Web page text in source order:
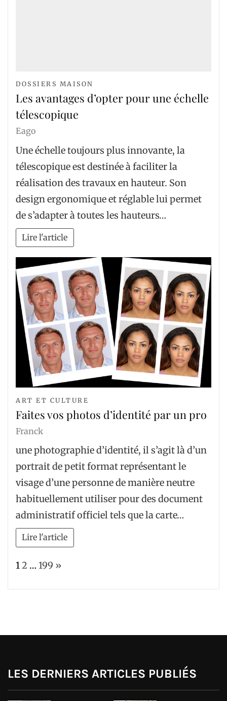
DOSSIERS MAISON
Les avantages d’opter pour une échelle
télescopique
Eago
Une échelle toujours plus innovante, la
télescopique est destinée à faciliter la
réalisation des travaux en hauteur. Son
design ergonomique et réglable lui permet
de s’adapter à toutes les hauteurs…
Lire l'article
ART ET CULTURE
Faites vos photos d’identité par un pro
Franck
une photographie d’identité, il s’agit là d’un
portrait de petit format représentant le
visage d’une personne de manière neutre
habituellement utiliser pour des document
administratif officiel tels que la carte…
Lire l'article
Page:
1 2 … 199 Next
»
LES DERNIERS ARTICLES PUBLIÉS